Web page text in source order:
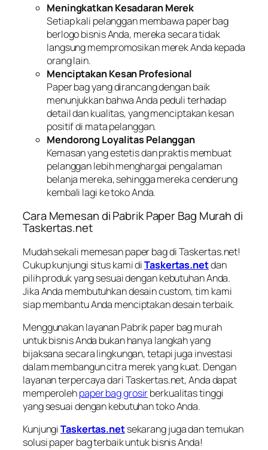
Meningkatkan Kesadaran Merek
Setiap kali pelanggan membawa paper bag
berlogo bisnis Anda, mereka secara tidak
langsung mempromosikan merek Anda kepada
orang lain.
Menciptakan Kesan Profesional
Paper bag yang dirancang dengan baik
menunjukkan bahwa Anda peduli terhadap
detail dan kualitas, yang menciptakan kesan
positif di mata pelanggan.
Mendorong Loyalitas Pelanggan
Kemasan yang estetis dan praktis membuat
pelanggan lebih menghargai pengalaman
belanja mereka, sehingga mereka cenderung
kembali lagi ke toko Anda.
Cara Memesan di Pabrik Paper Bag Murah di
Taskertas.net
Mudah sekali memesan paper bag di Taskertas.net!
Cukup kunjungi situs kami diTaskertas.netdan
pilih produk yang sesuai dengan kebutuhan Anda.
Jika Anda membutuhkan desain custom, tim kami
siap membantu Anda menciptakan desain terbaik.
Menggunakan layanan Pabrik paper bag murah
untuk bisnis Anda bukan hanya langkah yang
bijaksana secara lingkungan, tetapi juga investasi
dalam membangun citra merek yang kuat. Dengan
layanan terpercaya dari Taskertas.net, Anda dapat
memperolehpaper bag grosirberkualitas tinggi
yang sesuai dengan kebutuhan toko Anda.
KunjungiTaskertas.netsekarang juga dan temukan
solusi paper bag terbaik untuk bisnis Anda!